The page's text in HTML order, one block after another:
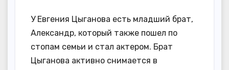
У Евгения Цыганова есть младший брат,
Александр, который также пошел по
стопам семьи и стал актером. Брат
Цыганова активно снимается в